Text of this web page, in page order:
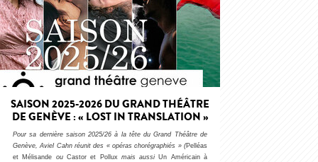
SAISON 2025-2026 DU GRAND THÉÂTRE
DE GENÈVE : « LOST IN TRANSLATION »
Pour sa dernière saison 2025/26 à la tête du Grand Théâtre de
Genève, Aviel Cahn réunit des « opéras chorégraphiés » (Pelléas
et Mélisande ou Castor et Polluxmais aussiUn Américain à